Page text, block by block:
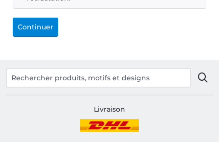
Continuer
Livraison